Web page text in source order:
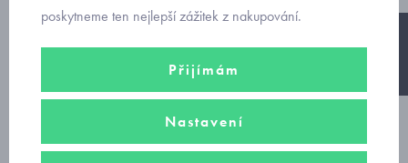
poskytneme ten nejlepší zážitek z nakupování.
Přijímám
Nastavení